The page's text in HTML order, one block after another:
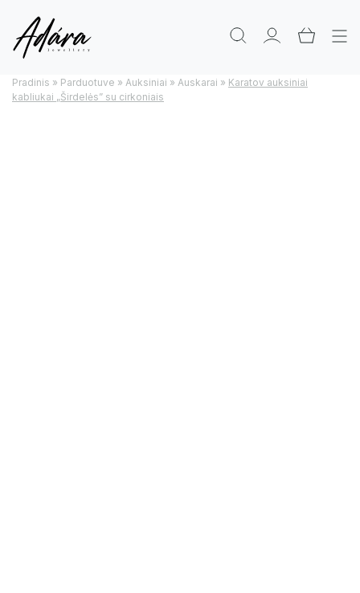
Pradinis » Parduotuve » Auksiniai » Auskarai » Karatov auksiniai
kabliukai „Širdelės” su cirkoniais